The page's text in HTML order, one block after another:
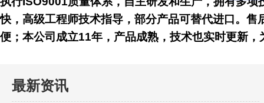
快，高级工程师技术指导，部分产品可替代进口
便；本公司成立11年，产品成熟，技术也实时更新
最新资讯